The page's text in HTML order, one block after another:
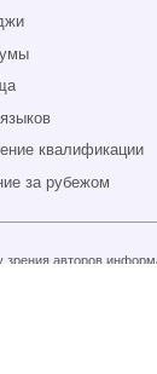
квалификации
за рубежом
зрения авторов